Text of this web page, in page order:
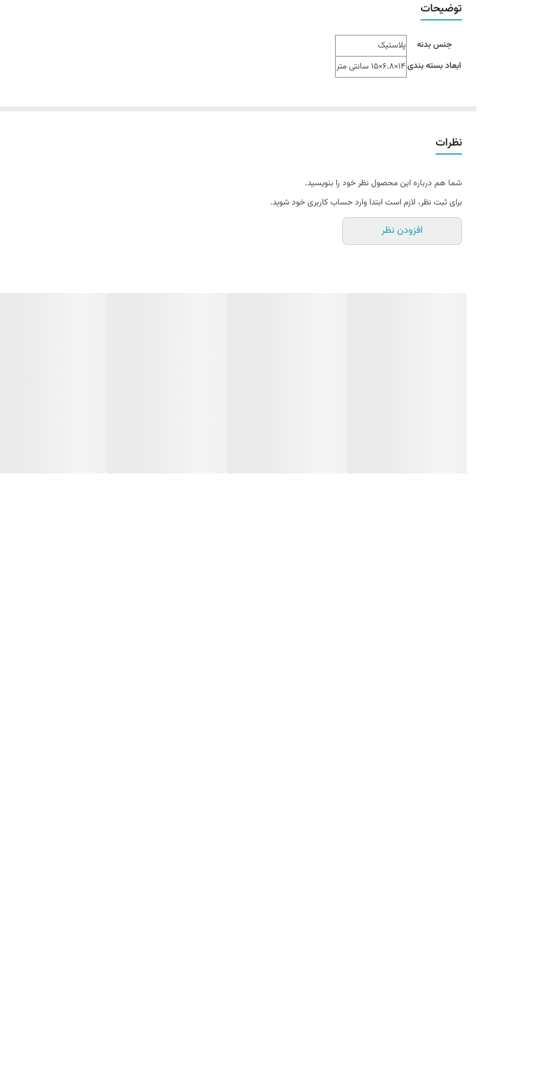
توضیحات
جنس بدنه
پلاستیک
ابعاد بسته بندی14×6.8×15 سانتی متر
نظرات
شما هم درباره این محصول نظر خود را بنویسید.
برای ثبت نظر، لازم است ابتدا وارد حساب کاربری خود شوید.
افزودن نظر